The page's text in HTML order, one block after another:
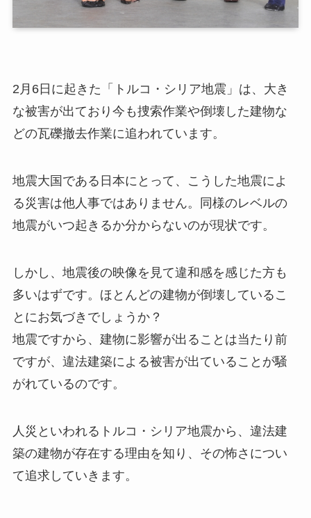
2月6日に起きた「トルコ・シリア地震」は、大き
な被害が出ており今も捜索作業や倒壊した建物な
どの瓦礫撤去作業に追われています。
地震大国である日本にとって、こうした地震によ
る災害は他人事ではありません。同様のレベルの
地震がいつ起きるか分からないのが現状です。
しかし、地震後の映像を見て違和感を感じた方も
多いはずです。ほとんどの建物が倒壊しているこ
とにお気づきでしょうか？
地震ですから、建物に影響が出ることは当たり前
ですが、違法建築による被害が出ていることが騒
がれているのです。
人災といわれるトルコ・シリア地震から、違法建
築の建物が存在する理由を知り、その怖さについ
て追求していきます。